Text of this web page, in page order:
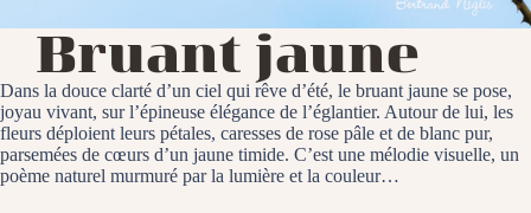
Bruant jaune
Dans la douce clarté d’un ciel qui rêve d’été, le bruant jaune se pose,
joyau vivant, sur l’épineuse élégance de l’églantier. Autour de lui, les
fleurs déploient leurs pétales, caresses de rose pâle et de blanc pur,
parsemées de cœurs d’un jaune timide. C’est une mélodie visuelle, un
poème naturel murmuré par la lumière et la couleur…